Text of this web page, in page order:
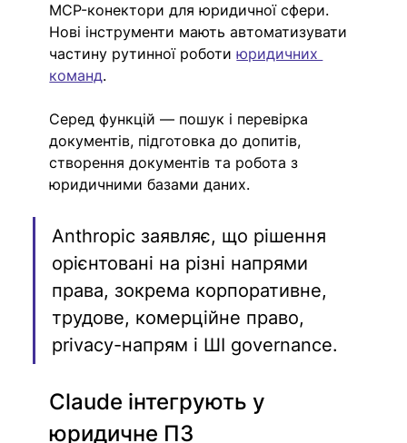
MCP-конектори для юридичної сфери.
Нові інструменти мають автоматизувати
частину рутинної роботи юридичних
команд.
Серед функцій — пошук і перевірка
документів, підготовка до допитів,
створення документів та робота з
юридичними базами даних.
Anthropic заявляє, що рішення
орієнтовані на різні напрями
права, зокрема корпоративне,
трудове, комерційне право,
privacy-напрям і ШІ governance.
Claude інтегрують у
юридичне ПЗ